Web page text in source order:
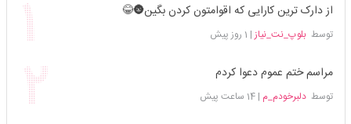
از دارک ترین کارایی که اقوامتون کردن بگین🌚😂
توسطبلوپ_نت_نیاز | 1 روز پیش
مراسم ختم عموم دعوا کردم
توسطدلبرخودم_م |14 ساعت پیش